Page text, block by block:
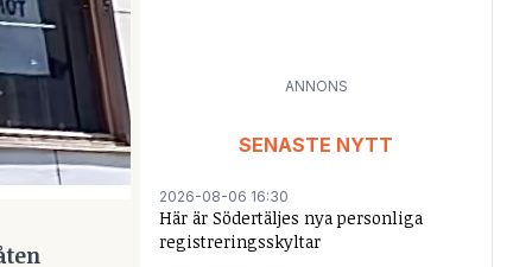
ANNONS
SENASTE NYTT
2026-08-06 16:30
Här är Södertäljes nya personliga
registreringsskyltar